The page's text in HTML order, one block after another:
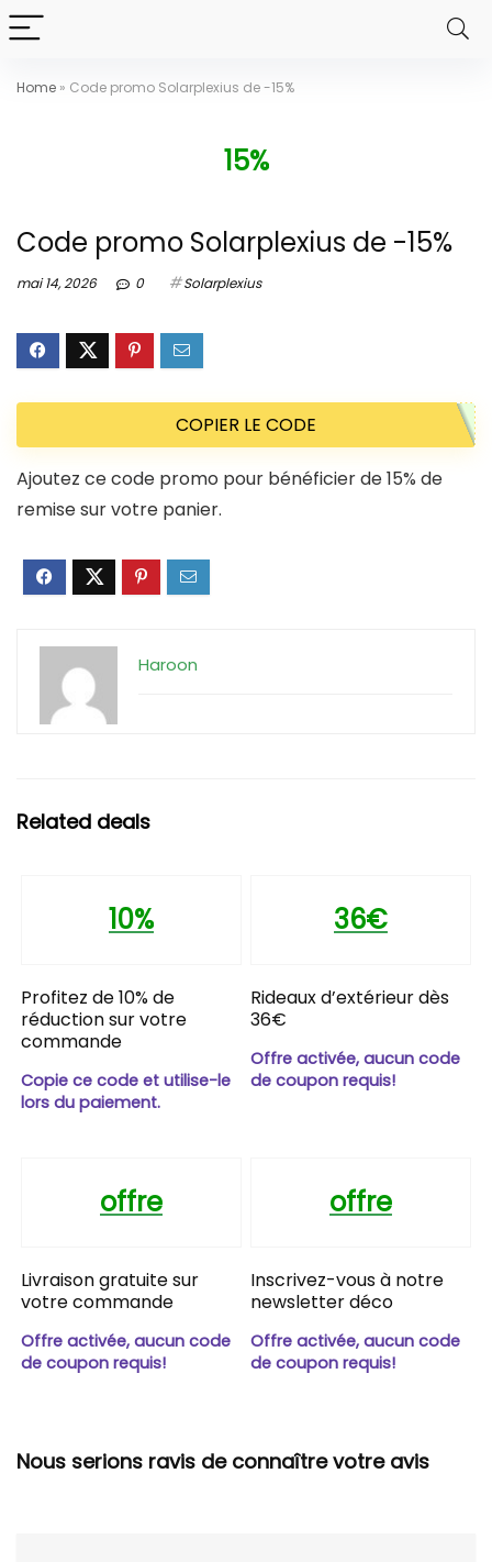
Home » Code promo Solarplexius de -15%
15%
Code promo Solarplexius de -15%
mai 14, 2026 0 Solarplexius
COPIER LE CODE
Ajoutez ce code promo pour bénéficier de 15% de
remise sur votre panier.
Haroon
Related deals
10%
Profitez de 10% de
réduction sur votre
commande
Copie ce code et utilise-le
lors du paiement.
36€
Rideaux d’extérieur dès
36€
Offre activée, aucun code
de coupon requis!
offre
Livraison gratuite sur
votre commande
Offre activée, aucun code
de coupon requis!
offre
Inscrivez-vous à notre
newsletter déco
Offre activée, aucun code
de coupon requis!
Nous serions ravis de connaître votre avis